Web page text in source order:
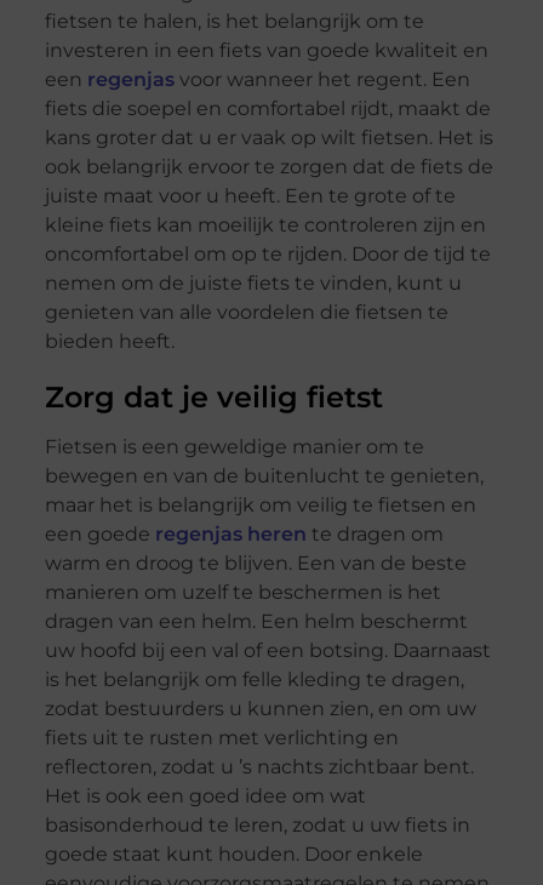
fietsen te halen, is het belangrijk om te
investeren in een fiets van goede kwaliteit en
een regenjasvoor wanneer het regent. Een
fiets die soepel en comfortabel rijdt, maakt de
kans groter dat u er vaak op wilt fietsen. Het is
ook belangrijk ervoor te zorgen dat de fiets de
juiste maat voor u heeft. Een te grote of te
kleine fiets kan moeilijk te controleren zijn en
oncomfortabel om op te rijden. Door de tijd te
nemen om de juiste fiets te vinden, kunt u
genieten van alle voordelen die fietsen te
bieden heeft.
Zorg dat je veilig fietst
Fietsen is een geweldige manier om te
bewegen en van de buitenlucht te genieten,
maar het is belangrijk om veilig te fietsen en
een goede regenjas heren te dragen om
warm en droog te blijven. Een van de beste
manieren om uzelf te beschermen is het
dragen van een helm. Een helm beschermt
uw hoofd bij een val of een botsing. Daarnaast
is het belangrijk om felle kleding te dragen,
zodat bestuurders u kunnen zien, en om uw
fiets uit te rusten met verlichting en
reflectoren, zodat u ’s nachts zichtbaar bent.
Het is ook een goed idee om wat
basisonderhoud te leren, zodat u uw fiets in
goede staat kunt houden. Door enkele